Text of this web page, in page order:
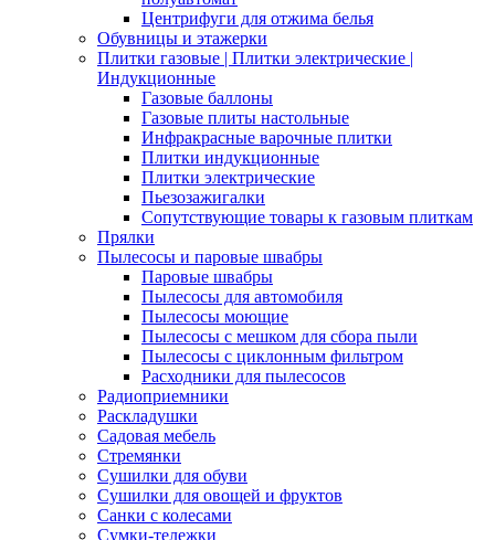
Центрифуги для отжима белья
Обувницы и этажерки
Плитки газовые | Плитки электрические |
Индукционные
Газовые баллоны
Газовые плиты настольные
Инфракрасные варочные плитки
Плитки индукционные
Плитки электрические
Пьезозажигалки
Сопутствующие товары к газовым плиткам
Прялки
Пылесосы и паровые швабры
Паровые швабры
Пылесосы для автомобиля
Пылесосы моющие
Пылесосы с мешком для сбора пыли
Пылесосы с циклонным фильтром
Расходники для пылесосов
Радиоприемники
Раскладушки
Садовая мебель
Стремянки
Сушилки для обуви
Сушилки для овощей и фруктов
Санки с колесами
Сумки-тележки